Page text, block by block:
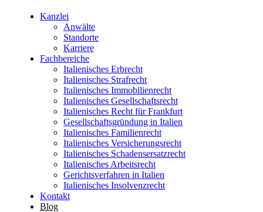
Kanzlei
Anwälte
Standorte
Karriere
Fachbereiche
Italienisches Erbrecht
Italienisches Strafrecht
Italienisches Immobilienrecht
Italienisches Gesellschaftsrecht
Italienisches Recht für Frankfurt
Gesellschaftsgründung in Italien
Italienisches Familienrecht
Italienisches Versicherungsrecht
Italienisches Schadensersatzrecht
Italienisches Arbeitsrecht
Gerichtsverfahren in Italien
Italienisches Insolvenzrecht
Kontakt
Blog